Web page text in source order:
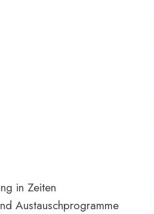
in Zeiten
Austauschprogramme